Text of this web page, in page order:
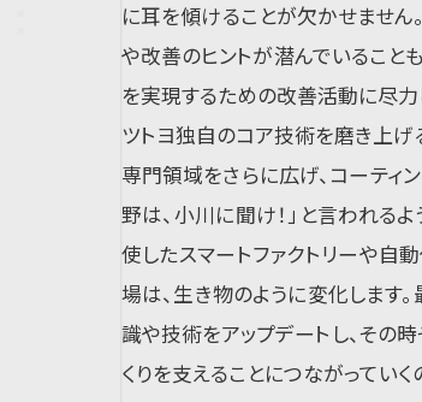
に耳を傾けることが欠かせませ
や改善のヒントが潜んでいること
を実現するための改善活動に尽力
ツトヨ独自のコア技術を磨き上
専門領域をさらに広げ、コーティ
野は、小川に聞け！」と言われる
使したスマートファクトリーや自
場は、生き物のように変化します
識や技術をアップデートし、その
くりを支えることにつながっていく